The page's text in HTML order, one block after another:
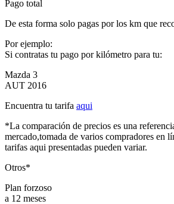
Pago total
De esta forma solo pagas por los km que
Por ejemplo:
Si contratas tu pago por kilómetro para tu:
Mazda 3
AUT 2016
Encuentra tu tarifa aqui
*La comparación de precios es una
mercado,tomada de varios compradores en
tarifas aqui presentadas pueden variar.
Otros*
Plan forzoso
a 12 meses